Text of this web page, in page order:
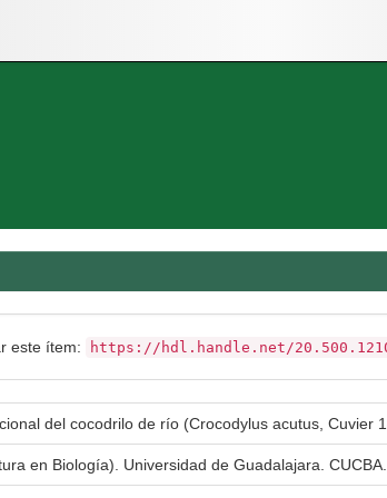
este ítem: https://hdl.handle.net/
del cocodrilo de río (Crocodylus acutus, Cuvier
en Biología). Universidad de Guadalajara. CUCBA.